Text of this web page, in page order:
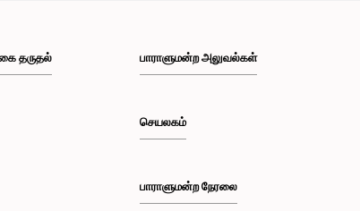
தருதல் பாராளுமன்ற அலுவல்கள்
செயலகம்
பாராளுமன்ற நேரலை